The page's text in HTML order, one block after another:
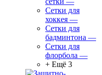
Сетки для
хоккея —
Сетки для
бадминтона —
Сетки для
флорбола —
+ Ещё 3